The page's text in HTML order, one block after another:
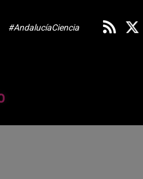
#AndalucíaCiencia